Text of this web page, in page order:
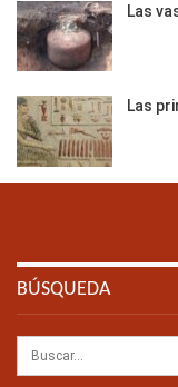
Las
Las
BÚSQUEDA